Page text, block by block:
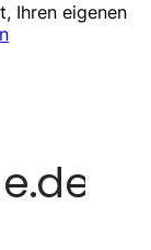
Ihren eigenen